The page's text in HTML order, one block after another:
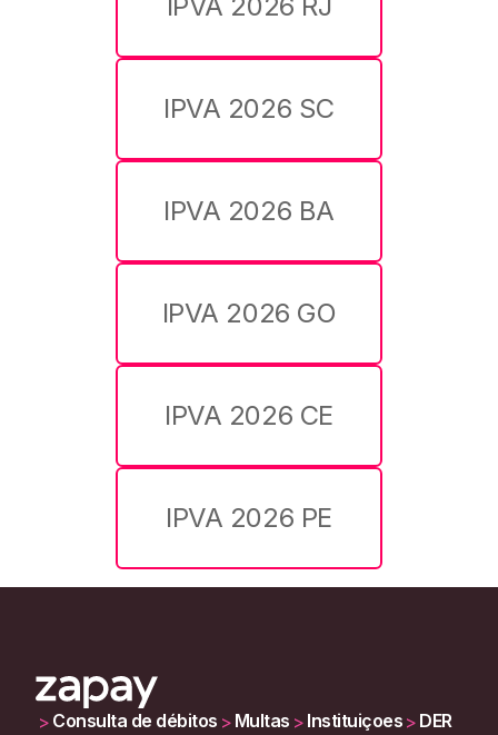
IPVA 2026 SC
IPVA 2026 BA
IPVA 2026 GO
IPVA 2026 CE
IPVA 2026 PE
> Consulta de débitos > Multas > Instituiçoes > DER